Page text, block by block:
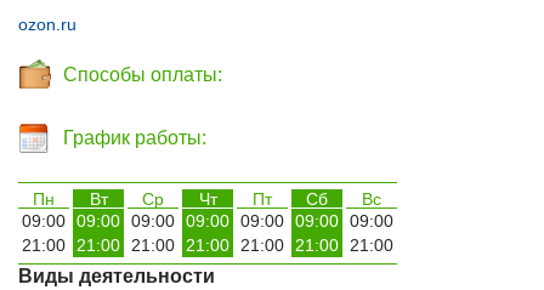
ozon.ru
Способы оплаты:
График работы:
Пн Вт Ср Чт Пт Сб
Вс
09:00 09:00 09:00 09:00 09:00 09:00 09:00
21:00
21:00 21:00 21:00 21:00 21:00 21:00
Виды деятельности